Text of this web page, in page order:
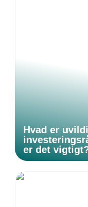
Hvad er
er det